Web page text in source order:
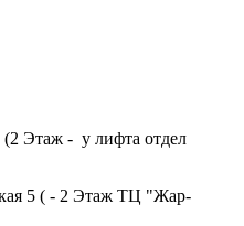
Этаж - у лифта отдел
5 ( - 2 Этаж ТЦ "Жар-